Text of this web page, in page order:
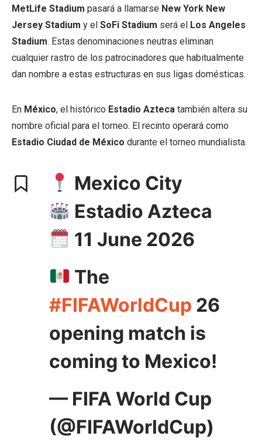
MetLife Stadium pasará a llamarse New York New
Jersey Stadium y el SoFi Stadium será el Los Angeles
Stadium. Estas denominaciones neutras eliminan
cualquier rastro de los patrocinadores que habitualmente
dan nombre a estas estructuras en sus ligas domésticas.
En México, el histórico Estadio Azteca también altera su
nombre oficial para el torneo. El recinto operará como
Estadio Ciudad de México durante el torneo mundialista.
Mexico City
Estadio Azteca
11 June 2026
The
#FIFAWorldCup 26
opening match is
coming to Mexico!
— FIFA World Cup
(@FIFAWorldCup)